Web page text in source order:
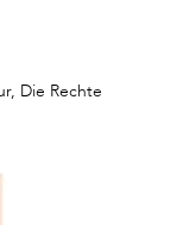
Die Rechte